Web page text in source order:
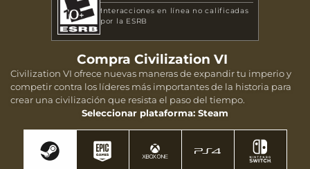
Interacciones en línea no calificadas
por la ESRB
Compra Civilization VI
Civilization VI ofrece nuevas maneras de expandir tu imperio y
competir contra los líderes más importantes de la historia para
crear una civilización que resista el paso del tiempo.
Seleccionar plataforma: Steam